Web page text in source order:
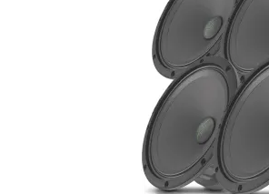
Audio System Z-EVO 0.75M
RCA kabel i OFC koppar. 0,75m lång.
Finns i lagershop Göteborg